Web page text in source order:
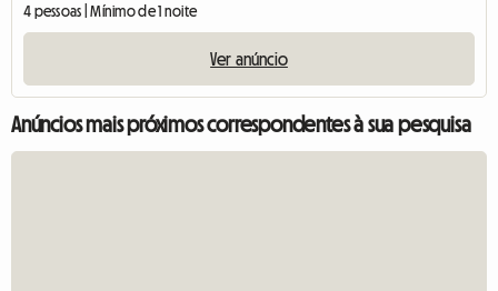
4 pessoas | Mínimo de 1 noite
Ver anúncio
Anúncios mais próximos correspondentes à sua pesquisa